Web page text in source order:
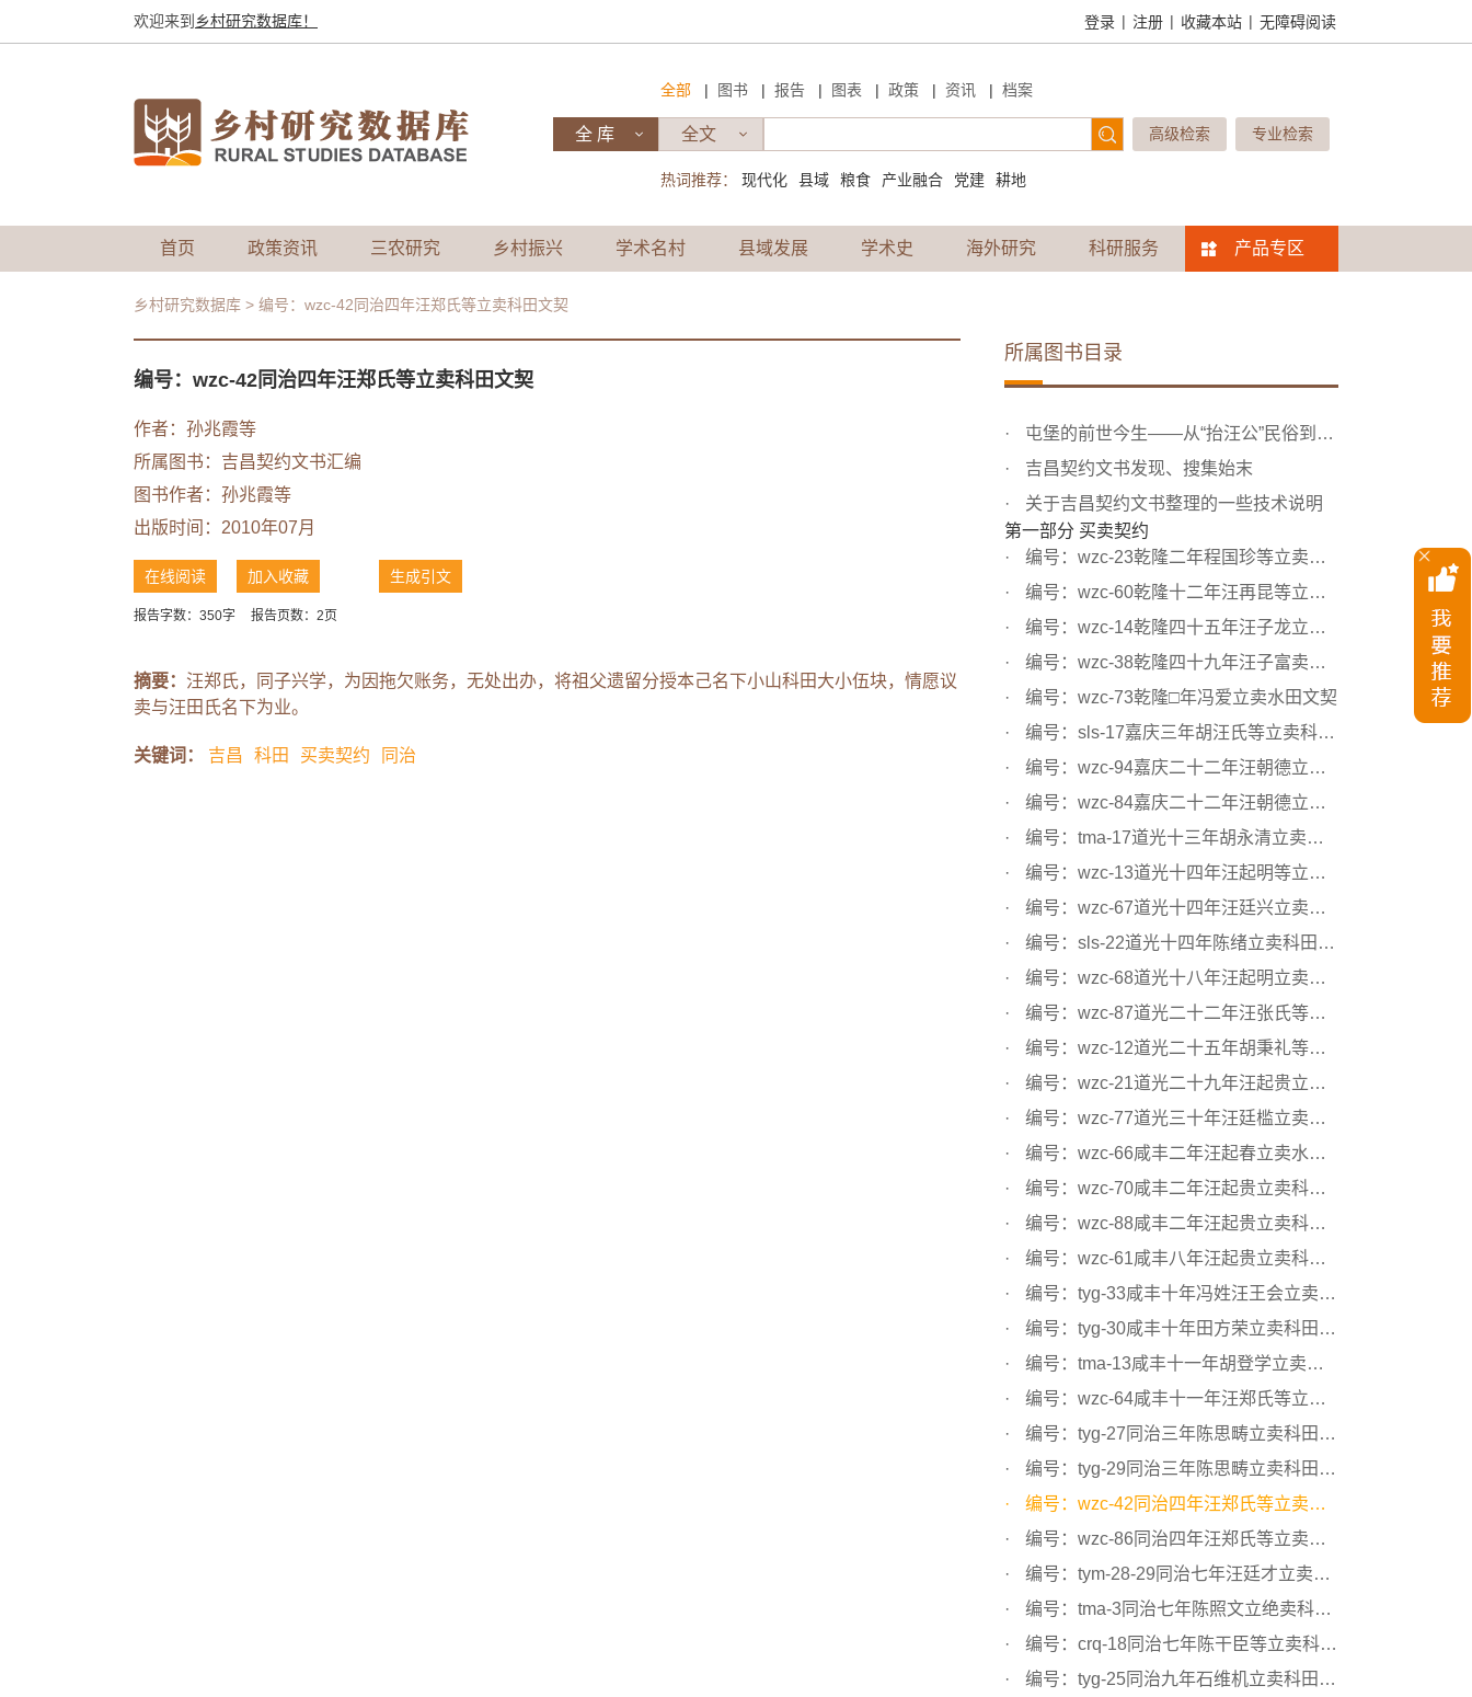
欢迎来到 乡村研究数据库！ 登录 | 注册 | 收藏本站 | 无障碍阅读
全部 | 图书 | 报告 | 图表 | 政策 | 资讯 | 档案
高级检索 专业检索
热词推荐： 现代化 县域 粮食 产业融合 党建 耕地
首页 政策资讯 三农研究 乡村振兴 学术名村 县域发展 学术史 海外研究 科研服务 产品专区
乡村研究数据库 > 编号：wzc-42同治四年汪郑氏等立卖科田文契
编号：wzc-42同治四年汪郑氏等立卖科田文契
作者： 孙兆霞等
所属图书： 吉昌契约文书汇编
图书作者： 孙兆霞等
出版时间：2010年07月
在线阅读 加入收藏 生成引文
报告字数：350字 报告页数：2页
摘要： 汪郑氏，同子兴学，为因拖欠账务，无处出办，将祖父遗留分授本己名下小山科田大小伍块，情愿议
卖与汪田氏名下为业。
关键词： 吉昌 科田 买卖契约 同治
所属图书目录
屯堡的前世今生——从“抬汪公”民俗到吉昌契约文书的发现
吉昌契约文书发现、搜集始末
关于吉昌契约文书整理的一些技术说明
第一部分 买卖契约
编号：wzc-23乾隆二年程国珍等立卖水田文契
编号：wzc-60乾隆十二年汪再昆等立卖田文约
编号：wzc-14乾隆四十五年汪子龙立卖水田文契
编号：wzc-38乾隆四十九年汪子富卖水田文契
编号：wzc-73乾隆□年冯爱立卖水田文契
编号：sls-17嘉庆三年胡汪氏等立卖科田文契
编号：wzc-94嘉庆二十二年汪朝德立卖科田文契
编号：wzc-84嘉庆二十二年汪朝德立卖科田文契
编号：tma-17道光十三年胡永清立卖水田文契
编号：wzc-13道光十四年汪起明等立卖科田文契
编号：wzc-67道光十四年汪廷兴立卖水田文契
编号：sls-22道光十四年陈绪立卖科田文契
编号：wzc-68道光十八年汪起明立卖科田文契
编号：wzc-87道光二十二年汪张氏等立卖水田文契
编号：wzc-12道光二十五年胡秉礼等立卖科田文契
编号：wzc-21道光二十九年汪起贵立卖科田文契
编号：wzc-77道光三十年汪廷槛立卖科田文契
编号：wzc-66咸丰二年汪起春立卖水田文契
编号：wzc-70咸丰二年汪起贵立卖科田文契
编号：wzc-88咸丰二年汪起贵立卖科田文契
编号：wzc-61咸丰八年汪起贵立卖科田文契
编号：tyg-33咸丰十年冯姓汪王会立卖科田文契
编号：tyg-30咸丰十年田方荣立卖科田文契
编号：tma-13咸丰十一年胡登学立卖水田文契
编号：wzc-64咸丰十一年汪郑氏等立卖科田文契
编号：tyg-27同治三年陈思畴立卖科田文契
编号：tyg-29同治三年陈思畴立卖科田文契
编号：wzc-42同治四年汪郑氏等立卖科田文契
编号：wzc-86同治四年汪郑氏等立卖科田文契
编号：tym-28-29同治七年汪廷才立卖科田陆地文契
编号：tma-3同治七年陈照文立绝卖科田文契
编号：crq-18同治七年陈干臣等立卖科田文契
编号：tyg-25同治九年石维机立卖科田文契